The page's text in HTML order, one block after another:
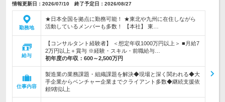
情報更新日：2026/07/10 終了予定日：2026/08/27
勤務地
★日本全国を拠点に勤務可能！ ★東北や九州に在住しながら
活動しているメンバーも多数！ 【本社】 東…
給与
【コンサルタント経験者】 ＜想定年収1000万円以上＞ ■月給7
2万円以上＋賞与 ※経験・スキル・前職給与…
初年度の年収： 600～2,500万円
仕事内容
製造業の業務課題・組織課題を解決◆現場と深く関われる◆大
手企業からベンチャー企業までクライアント多数◆継続支援依
頼9割以上